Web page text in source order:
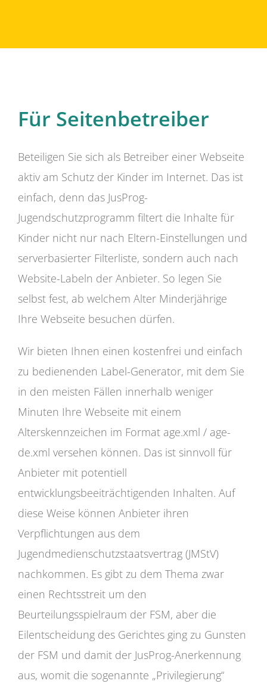
Für Seitenbetreiber
Beteiligen Sie sich als Betreiber einer Webseite
aktiv am Schutz der Kinder im Internet. Das ist
einfach, denn das JusProg-
Jugendschutzprogramm filtert die Inhalte für
Kinder nicht nur nach Eltern-Einstellungen und
serverbasierter Filterliste, sondern auch nach
Website-Labeln der Anbieter. So legen Sie
selbst fest, ab welchem Alter Minderjährige
Ihre Webseite besuchen dürfen.
Wir bieten Ihnen einen kostenfrei und einfach
zu bedienenden Label-Generator, mit dem Sie
in den meisten Fällen innerhalb weniger
Minuten Ihre Webseite mit einem
Alterskennzeichen im Format age.xml / age-
de.xml versehen können. Das ist sinnvoll für
Anbieter mit potentiell
entwicklungsbeeiträchtigenden Inhalten. Auf
diese Weise können Anbieter ihren
Verpflichtungen aus dem
Jugendmedienschutzstaatsvertrag (JMStV)
nachkommen. Es gibt zu dem Thema zwar
einen Rechtsstreit um den
Beurteilungsspielraum der FSM, aber die
Eilentscheidung des Gerichtes ging zu Gunsten
der FSM und damit der JusProg-Anerkennung
aus, womit die sogenannte „Privilegierung“